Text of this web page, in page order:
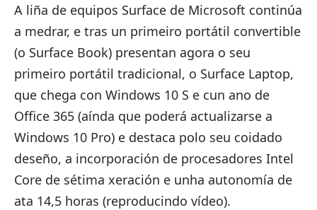
A liña de equipos Surface de Microsoft continúa
a medrar, e tras un primeiro portátil convertible
(o Surface Book) presentan agora o seu
primeiro portátil tradicional, o Surface Laptop,
que chega con Windows 10 S e cun ano de
Office 365 (aínda que poderá actualizarse a
Windows 10 Pro) e destaca polo seu coidado
deseño, a incorporación de procesadores Intel
Core de sétima xeración e unha autonomía de
ata 14,5 horas (reproducindo vídeo).